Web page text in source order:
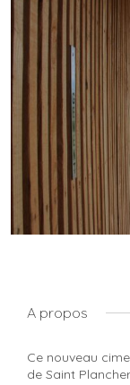
A propos
Ce nouveau
de Saint